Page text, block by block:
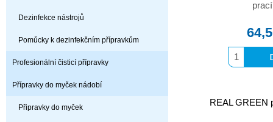
Dezinfekce nástrojů
Pomůcky k dezinfekčním přípravkům
Profesionální čisticí přípravky
Přípravky do myček nádobí
Připravky do myček REAL GREEN